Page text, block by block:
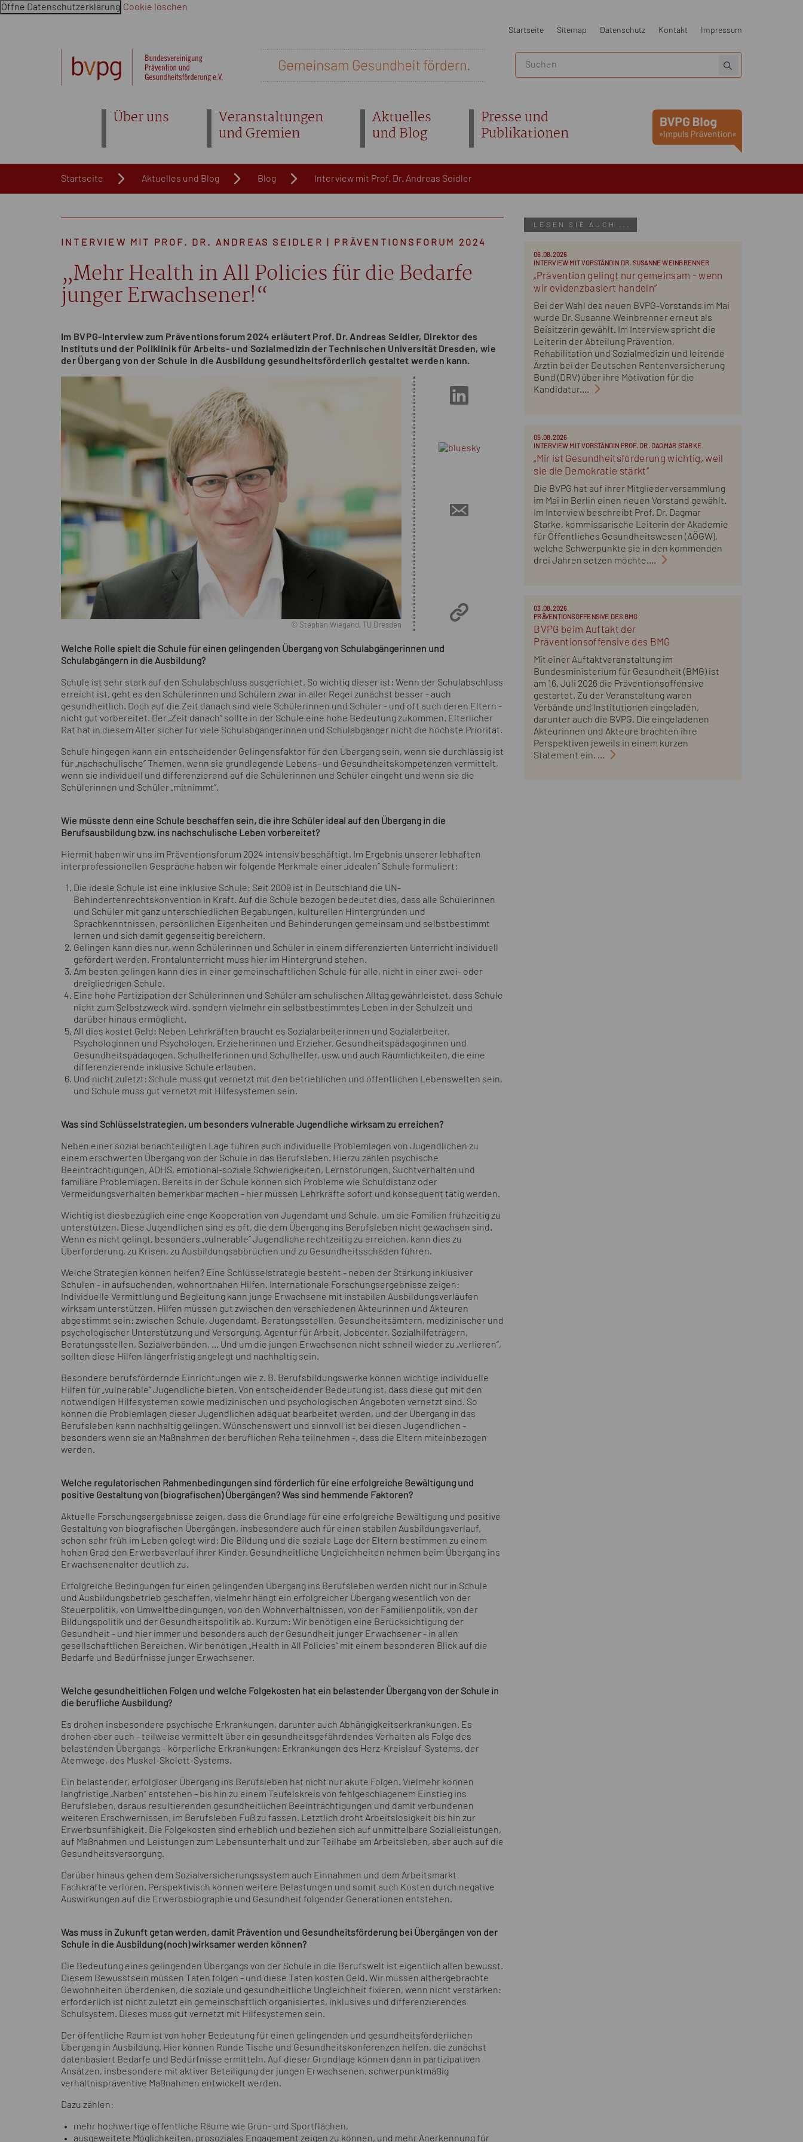
Öffne Datenschutzerklärung Cookie löschen
Startseite Sitemap Datenschutz Kontakt Impressum
Über uns
Veranstaltungen
und Gremien
Aktuelles
und Blog
Presse und
Publikationen
Startseite Aktuelles und Blog Blog Interview mit Prof. Dr. Andreas Seidler
INTERVIEW MIT PROF. DR. ANDREAS SEIDLER | PRÄVENTIONSFORUM 2024
„Mehr Health in All Policies für die Bedarfe
junger Erwachsener!“
Im BVPG-Interview zum Präventionsforum 2024 erläutert Prof. Dr. Andreas Seidler, Direktor des
Instituts und der Poliklinik für Arbeits- und Sozialmedizin der Technischen Universität Dresden, wie
der Übergang von der Schule in die Ausbildung gesundheitsförderlich gestaltet werden kann.
© Stephan Wiegand, TU Dresden
Welche Rolle spielt die Schule für einen gelingenden Übergang von Schulabgängerinnen und
Schulabgängern in die Ausbildung?
Schule ist sehr stark auf den Schulabschluss ausgerichtet. So wichtig dieser ist: Wenn der Schulabschluss
erreicht ist, geht es den Schülerinnen und Schülern zwar in aller Regel zunächst besser - auch
gesundheitlich. Doch auf die Zeit danach sind viele Schülerinnen und Schüler - und oft auch deren Eltern -
nicht gut vorbereitet. Der „Zeit danach“ sollte in der Schule eine hohe Bedeutung zukommen. Elterlicher
Rat hat in diesem Alter sicher für viele Schulabgängerinnen und Schulabgänger nicht die höchste Priorität.
Schule hingegen kann ein entscheidender Gelingensfaktor für den Übergang sein, wenn sie durchlässig ist
für „nachschulische“ Themen, wenn sie grundlegende Lebens- und Gesundheitskompetenzen vermittelt,
wenn sie individuell und differenzierend auf die Schülerinnen und Schüler eingeht und wenn sie die
Schülerinnen und Schüler „mitnimmt“.
Wie müsste denn eine Schule beschaffen sein, die ihre Schüler ideal auf den Übergang in die
Berufsausbildung bzw. ins nachschulische Leben vorbereitet?
Hiermit haben wir uns im Präventionsforum 2024 intensiv beschäftigt. Im Ergebnis unserer lebhaften
interprofessionellen Gespräche haben wir folgende Merkmale einer „idealen“ Schule formuliert:
Die ideale Schule ist eine inklusive Schule: Seit 2009 ist in Deutschland die UN-
Behindertenrechtskonvention in Kraft. Auf die Schule bezogen bedeutet dies, dass alle Schülerinnen
und Schüler mit ganz unterschiedlichen Begabungen, kulturellen Hintergründen und
Sprachkenntnissen, persönlichen Eigenheiten und Behinderungen gemeinsam und selbstbestimmt
lernen und sich damit gegenseitig bereichern.
Gelingen kann dies nur, wenn Schülerinnen und Schüler in einem differenzierten Unterricht individuell
gefördert werden. Frontalunterricht muss hier im Hintergrund stehen.
Am besten gelingen kann dies in einer gemeinschaftlichen Schule für alle, nicht in einer zwei- oder
dreigliedrigen Schule.
Eine hohe Partizipation der Schülerinnen und Schüler am schulischen Alltag gewährleistet, dass Schule
nicht zum Selbstzweck wird, sondern vielmehr ein selbstbestimmtes Leben in der Schulzeit und
darüber hinaus ermöglicht.
All dies kostet Geld: Neben Lehrkräften braucht es Sozialarbeiterinnen und Sozialarbeiter,
Psychologinnen und Psychologen, Erzieherinnen und Erzieher, Gesundheitspädagoginnen und
Gesundheitspädagogen, Schulhelferinnen und Schulhelfer, usw. und auch Räumlichkeiten, die eine
differenzierende inklusive Schule erlauben.
Und nicht zuletzt: Schule muss gut vernetzt mit den betrieblichen und öffentlichen Lebenswelten sein,
und Schule muss gut vernetzt mit Hilfesystemen sein.
Was sind Schlüsselstrategien, um besonders vulnerable Jugendliche wirksam zu erreichen?
Neben einer sozial benachteiligten Lage führen auch individuelle Problemlagen von Jugendlichen zu
einem erschwerten Übergang von der Schule in das Berufsleben. Hierzu zählen psychische
Beeinträchtigungen, ADHS, emotional-soziale Schwierigkeiten, Lernstörungen, Suchtverhalten und
familiäre Problemlagen. Bereits in der Schule können sich Probleme wie Schuldistanz oder
Vermeidungsverhalten bemerkbar machen - hier müssen Lehrkräfte sofort und konsequent tätig werden.
Wichtig ist diesbezüglich eine enge Kooperation von Jugendamt und Schule, um die Familien frühzeitig zu
unterstützen. Diese Jugendlichen sind es oft, die dem Übergang ins Berufsleben nicht gewachsen sind.
Wenn es nicht gelingt, besonders „vulnerable“ Jugendliche rechtzeitig zu erreichen, kann dies zu
Überforderung, zu Krisen, zu Ausbildungsabbrüchen und zu Gesundheitsschäden führen.
Welche Strategien können helfen? Eine Schlüsselstrategie besteht - neben der Stärkung inklusiver
Schulen - in aufsuchenden, wohnortnahen Hilfen. Internationale Forschungsergebnisse zeigen:
Individuelle Vermittlung und Begleitung kann junge Erwachsene mit instabilen Ausbildungsverläufen
wirksam unterstützen. Hilfen müssen gut zwischen den verschiedenen Akteurinnen und Akteuren
abgestimmt sein: zwischen Schule, Jugendamt, Beratungsstellen, Gesundheitsämtern, medizinischer und
psychologischer Unterstützung und Versorgung, Agentur für Arbeit, Jobcenter, Sozialhilfeträgern,
Beratungsstellen, Sozialverbänden, ... Und um die jungen Erwachsenen nicht schnell wieder zu „verlieren“,
sollten diese Hilfen längerfristig angelegt und nachhaltig sein.
Besondere berufsfördernde Einrichtungen wie z. B. Berufsbildungswerke können wichtige individuelle
Hilfen für „vulnerable“ Jugendliche bieten. Von entscheidender Bedeutung ist, dass diese gut mit den
notwendigen Hilfesystemen sowie medizinischen und psychologischen Angeboten vernetzt sind. So
können die Problemlagen dieser Jugendlichen adäquat bearbeitet werden, und der Übergang in das
Berufsleben kann nachhaltig gelingen. Wünschenswert und sinnvoll ist bei diesen Jugendlichen -
besonders wenn sie an Maßnahmen der beruflichen Reha teilnehmen -, dass die Eltern miteinbezogen
werden.
Welche regulatorischen Rahmenbedingungen sind förderlich für eine erfolgreiche Bewältigung und
positive Gestaltung von (biografischen) Übergängen? Was sind hemmende Faktoren?
Aktuelle Forschungsergebnisse zeigen, dass die Grundlage für eine erfolgreiche Bewältigung und positive
Gestaltung von biografischen Übergängen, insbesondere auch für einen stabilen Ausbildungsverlauf,
schon sehr früh im Leben gelegt wird: Die Bildung und die soziale Lage der Eltern bestimmen zu einem
hohen Grad den Erwerbsverlauf ihrer Kinder. Gesundheitliche Ungleichheiten nehmen beim Übergang ins
Erwachsenenalter deutlich zu.
Erfolgreiche Bedingungen für einen gelingenden Übergang ins Berufsleben werden nicht nur in Schule
und Ausbildungsbetrieb geschaffen, vielmehr hängt ein erfolgreicher Übergang wesentlich von der
Steuerpolitik, von Umweltbedingungen, von den Wohnverhältnissen, von der Familienpolitik, von der
Bildungspolitik und der Gesundheitspolitik ab. Kurzum: Wir benötigen eine Berücksichtigung der
Gesundheit - und hier immer und besonders auch der Gesundheit junger Erwachsener - in allen
gesellschaftlichen Bereichen. Wir benötigen „Health in All Policies“ mit einem besonderen Blick auf die
Bedarfe und Bedürfnisse junger Erwachsener.
Welche gesundheitlichen Folgen und welche Folgekosten hat ein belastender Übergang von der Schule in
die berufliche Ausbildung?
Es drohen insbesondere psychische Erkrankungen, darunter auch Abhängigkeitserkrankungen. Es
drohen aber auch - teilweise vermittelt über ein gesundheitsgefährdendes Verhalten als Folge des
belastenden Übergangs - körperliche Erkrankungen: Erkrankungen des Herz-Kreislauf-Systems, der
Atemwege, des Muskel-Skelett-Systems.
Ein belastender, erfolgloser Übergang ins Berufsleben hat nicht nur akute Folgen. Vielmehr können
langfristige „Narben“ entstehen - bis hin zu einem Teufelskreis von fehlgeschlagenem Einstieg ins
Berufsleben, daraus resultierenden gesundheitlichen Beeinträchtigungen und damit verbundenen
weiteren Erschwernissen, im Berufsleben Fuß zu fassen. Letztlich droht Arbeitslosigkeit bis hin zur
Erwerbsunfähigkeit. Die Folgekosten sind erheblich und beziehen sich auf unmittelbare Sozialleistungen,
auf Maßnahmen und Leistungen zum Lebensunterhalt und zur Teilhabe am Arbeitsleben, aber auch auf die
Gesundheitsversorgung.
Darüber hinaus gehen dem Sozialversicherungssystem auch Einnahmen und dem Arbeitsmarkt
Fachkräfte verloren. Perspektivisch können weitere Belastungen und somit auch Kosten durch negative
Auswirkungen auf die Erwerbsbiographie und Gesundheit folgender Generationen entstehen.
Was muss in Zukunft getan werden, damit Prävention und Gesundheitsförderung bei Übergängen von der
Schule in die Ausbildung (noch) wirksamer werden können?
Die Bedeutung eines gelingenden Übergangs von der Schule in die Berufswelt ist eigentlich allen bewusst.
Diesem Bewusstsein müssen Taten folgen - und diese Taten kosten Geld. Wir müssen althergebrachte
Gewohnheiten überdenken, die soziale und gesundheitliche Ungleichheit fixieren, wenn nicht verstärken:
erforderlich ist nicht zuletzt ein gemeinschaftlich organisiertes, inklusives und differenzierendes
Schulsystem. Dieses muss gut vernetzt mit Hilfesystemen sein.
Der öffentliche Raum ist von hoher Bedeutung für einen gelingenden und gesundheitsförderlichen
Übergang in Ausbildung. Hier können Runde Tische und Gesundheitskonferenzen helfen, die zunächst
datenbasiert Bedarfe und Bedürfnisse ermitteln. Auf dieser Grundlage können dann in partizipativen
Ansätzen, insbesondere mit aktiver Beteiligung der jungen Erwachsenen, schwerpunktmäßig
verhältnispräventive Maßnahmen entwickelt werden.
Dazu zählen:
mehr hochwertige öffentliche Räume wie Grün- und Sportflächen,
ausgeweitete Möglichkeiten, prosoziales Engagement zeigen zu können, und mehr Anerkennung für
LESEN SIE AUCH ...
06.08.2026
INTERVIEW MIT VORSTÄNDIN DR. SUSANNE WEINBRENNER
„Prävention gelingt nur gemeinsam - wenn
wir evidenzbasiert handeln“
Bei der Wahl des neuen BVPG-Vorstands im Mai
wurde Dr. Susanne Weinbrenner erneut als
Beisitzerin gewählt. Im Interview spricht die
Leiterin der Abteilung Prävention,
Rehabilitation und Sozialmedizin und leitende
Ärztin bei der Deutschen Rentenversicherung
Bund (DRV) über ihre Motivation für die
Kandidatur....
05.08.2026
INTERVIEW MIT VORSTÄNDIN PROF. DR. DAGMAR STARKE
„Mir ist Gesundheitsförderung wichtig, weil
sie die Demokratie stärkt“
Die BVPG hat auf ihrer Mitgliederversammlung
im Mai in Berlin einen neuen Vorstand gewählt.
Im Interview beschreibt Prof. Dr. Dagmar
Starke, kommissarische Leiterin der Akademie
für Öffentliches Gesundheitswesen (AÖGW),
welche Schwerpunkte sie in den kommenden
drei Jahren setzen möchte....
03.08.2026
PRÄVENTIONSOFFENSIVE DES BMG
BVPG beim Auftakt der
Präventionsoffensive des BMG
Mit einer Auftaktveranstaltung im
Bundesministerium für Gesundheit (BMG) ist
am 16. Juli 2026 die Präventionsoffensive
gestartet. Zu der Veranstaltung waren
Verbände und Institutionen eingeladen,
darunter auch die BVPG. Die eingeladenen
Akteurinnen und Akteure brachten ihre
Perspektiven jeweils in einem kurzen
Statement ein. ...